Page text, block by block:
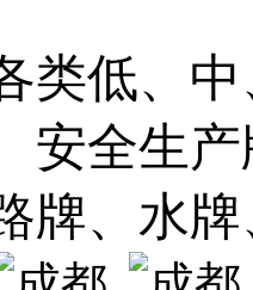
类低、
安全生
牌、水